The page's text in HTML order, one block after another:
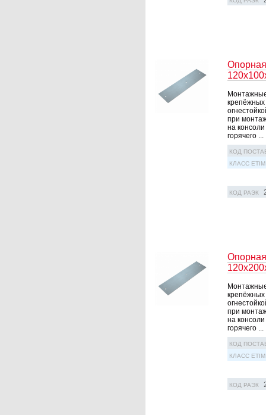
Опорная
при
на
горячего ...
КОД
КЛАСС ETIM
КОД РАЭК
Опорная
при
на
горячего ...
КОД
КЛАСС ETIM
КОД РАЭК